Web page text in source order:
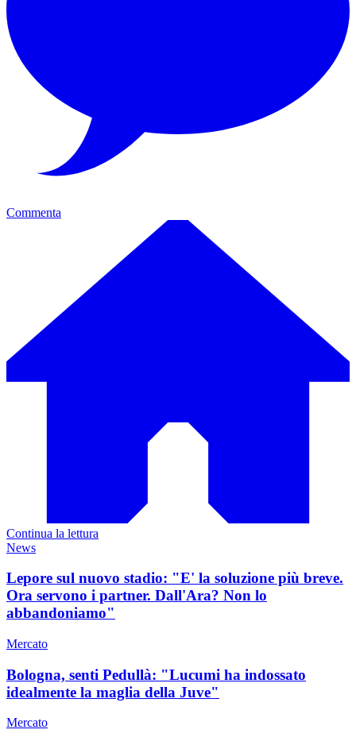
Commenta
Continua la lettura
News
Lepore sul nuovo stadio: "E' la soluzione più breve.
Ora servono i partner. Dall'Ara? Non lo
abbandoniamo"
Mercato
Bologna, senti Pedullà: "Lucumi ha indossato
idealmente la maglia della Juve"
Mercato